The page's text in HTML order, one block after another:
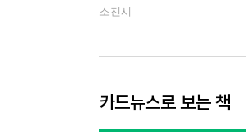
소진시
카드뉴스로 보는 책